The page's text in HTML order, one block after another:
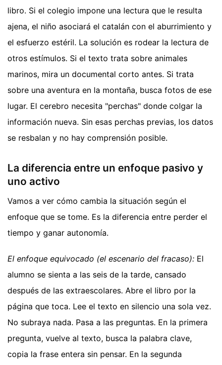
libro. Si el colegio impone una lectura que le resulta
ajena, el niño asociará el catalán con el aburrimiento y
el esfuerzo estéril. La solución es rodear la lectura de
otros estímulos. Si el texto trata sobre animales
marinos, mira un documental corto antes. Si trata
sobre una aventura en la montaña, busca fotos de ese
lugar. El cerebro necesita "perchas" donde colgar la
información nueva. Sin esas perchas previas, los datos
se resbalan y no hay comprensión posible.
La diferencia entre un enfoque pasivo y
uno activo
Vamos a ver cómo cambia la situación según el
enfoque que se tome. Es la diferencia entre perder el
tiempo y ganar autonomía.
El enfoque equivocado (el escenario del fracaso): El
alumno se sienta a las seis de la tarde, cansado
después de las extraescolares. Abre el libro por la
página que toca. Lee el texto en silencio una sola vez.
No subraya nada. Pasa a las preguntas. En la primera
pregunta, vuelve al texto, busca la palabra clave,
copia la frase entera sin pensar. En la segunda